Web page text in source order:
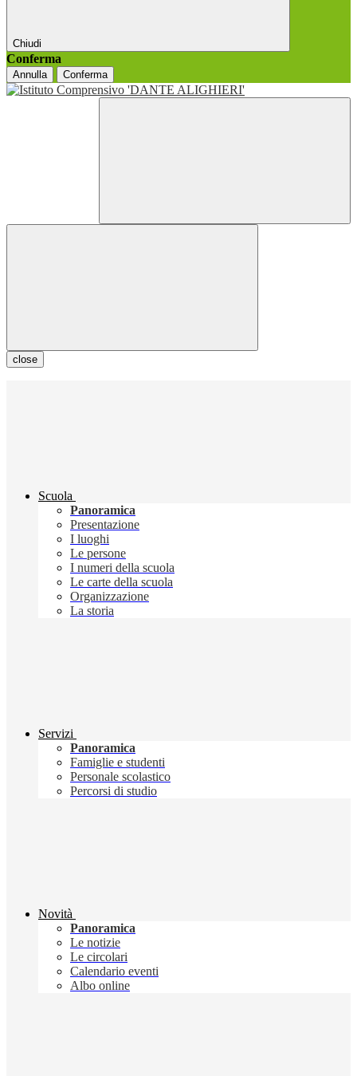
Chiudi
Conferma
Annulla Conferma
close
Scuola
Panoramica
Presentazione
I luoghi
Le persone
I numeri della scuola
Le carte della scuola
Organizzazione
La storia
Servizi
Panoramica
Famiglie e studenti
Personale scolastico
Percorsi di studio
Novità
Panoramica
Le notizie
Le circolari
Calendario eventi
Albo online